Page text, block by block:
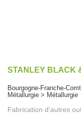
STANLEY BLACK
Bourgogne-Franche-
Métallurgie > Métallurgie
Fabrication d'autres